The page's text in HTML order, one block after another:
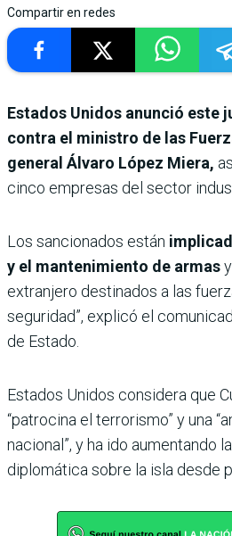
Compartir en redes
Estados Unidos anunció este
contra el ministro de las
general Álvaro López Miera,
cinco empresas del sector
Los sancionados están
y el mantenimiento de armas
extranjero destinados a las
seguridad”, explicó el
de Estado.
Estados Unidos considera que
“patrocina el terrorismo” y una
nacional”, y ha ido aumentando
diplomática sobre la isla desde